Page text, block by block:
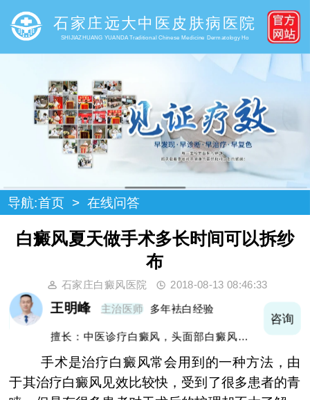
石家庄远大中医皮肤病医院
SHIJIAZHUANG YUANDA Traditional Chinese Medicine Dermatology Ho
导航:首页 > 在线问答
白癜风夏天做手术多长时间可以拆纱
布
石家庄白癜风医院 2018-08-13 08:46:33
王明峰 主治医师 多年袪白经验
擅长：中医诊疗白癜风，头面部白癜风，青
咨询
手术是治疗白癜风常会用到的一种方法，由
于其治疗白癜风见效比较快，受到了很多患者的青